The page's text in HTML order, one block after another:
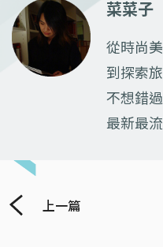
菜菜子
從時尚
到探索
不想錯
最新最
上一篇